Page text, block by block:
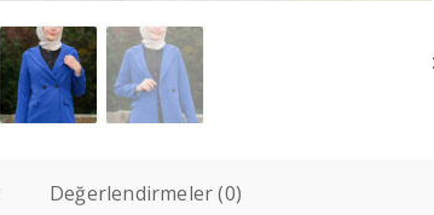
Değerlendirmeler (0)